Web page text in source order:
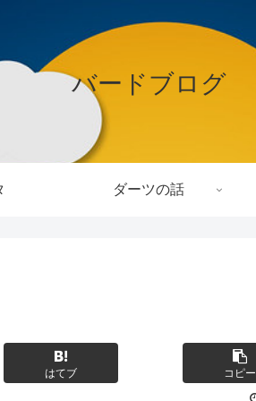
バードブログ
ダーツの話
はてブ コピー